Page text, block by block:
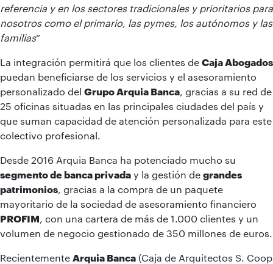
referencia y en los sectores tradicionales y prioritarios para
nosotros como el primario, las pymes, los autónomos y las
familias”
La integración permitirá que los clientes de Caja Abogados
puedan beneficiarse de los servicios y el asesoramiento
personalizado del Grupo Arquia Banca, gracias a su red de
25 oficinas situadas en las principales ciudades del país y
que suman capacidad de atención personalizada para este
colectivo profesional.
Desde 2016 Arquia Banca ha potenciado mucho su
segmento de banca privada y la gestión de grandes
patrimonios, gracias a la compra de un paquete
mayoritario de la sociedad de asesoramiento financiero
PROFIM, con una cartera de más de 1.000 clientes y un
volumen de negocio gestionado de 350 millones de euros.
Recientemente Arquia Banca (Caja de Arquitectos S. Coop